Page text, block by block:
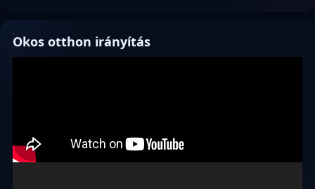
Okos otthon irányítás